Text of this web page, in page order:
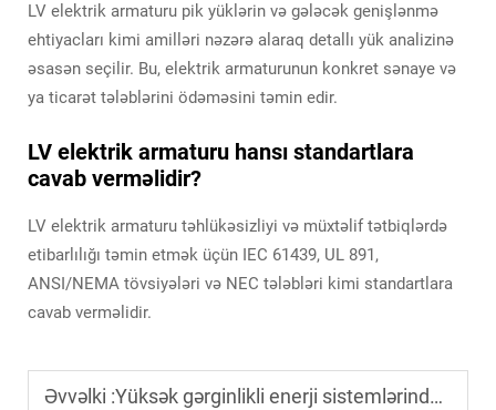
LV elektrik armaturu pik yüklərin və gələcək genişlənmə
ehtiyacları kimi amilləri nəzərə alaraq detallı yük analizinə
əsasən seçilir. Bu, elektrik armaturunun konkret sənaye və
ya ticarət tələblərini ödəməsini təmin edir.
LV elektrik armaturu hansı standartlara
cavab verməlidir?
LV elektrik armaturu təhlükəsizliyi və müxtəlif tətbiqlərdə
etibarlılığı təmin etmək üçün IEC 61439, UL 891,
ANSI/NEMA tövsiyələri və NEC tələbləri kimi standartlara
cavab verməlidir.
Əvvəlki :Yüksək gərginlikli enerji sistemlərində orta gərginlikli açar aparatlarının etibarlılığını təmin edən xüsusiyyətlər nələrdir?